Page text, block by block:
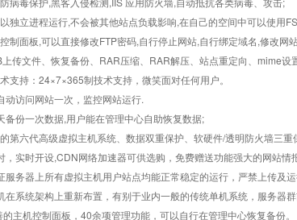
独立进程运行,不会被其他站点负载影响,在自己的空间中可以使用
制面板,可以直接修改FTP密码,自行停止网站,自行绑定域名,修改网
上传文件、恢复备份、RAR压缩、RAR解压、站点重定向、mime
支持：24×7×365制技术支持，微笑面对任何用户。
动访问网站一次，监控网站运行.
备份一次数据,用户能在管理中心自助恢复数据;
第六代高级虚拟主机系统、数据双重保护、软硬件/透明防火墙三重
，实时开设,CDN网络加速器可供选购，免费赠送功能强大的网站
服务器上所有虚拟主机用户站点均能正常稳定的运行，严禁上传及
在系统架构上重新布置，有别于业内一般的传统单机系统，服务器
主机控制面板，40余项管理功能，可以自行在管理中心恢复备份。